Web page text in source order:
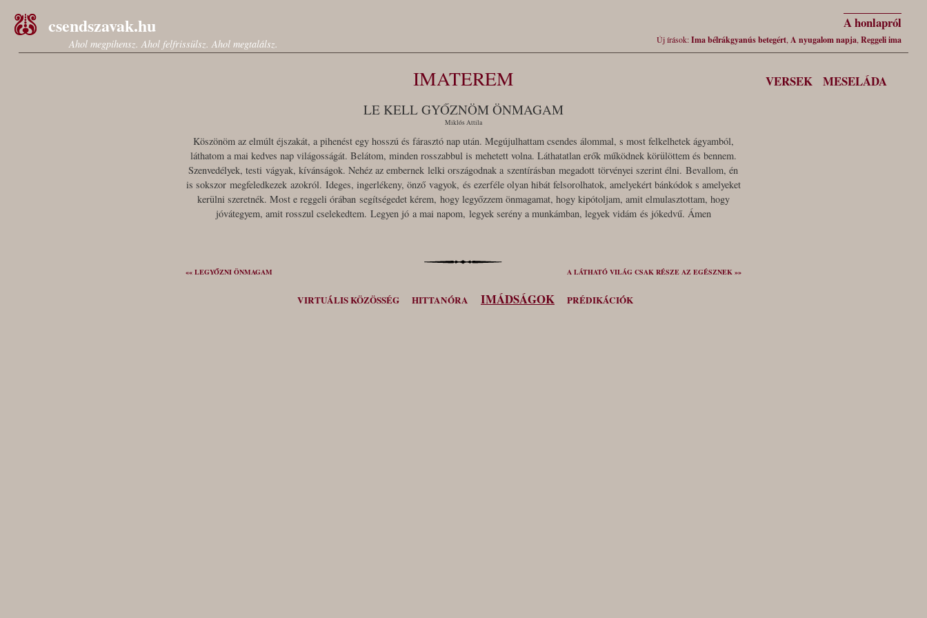
csendszavak.hu
Ahol megpihensz. Ahol felfrissülsz. Ahol megtalálsz.
A honlapról
Új írások:Ima bélrákgyanús betegért A nyugalom napja ,Reggeli ima
IMATEREM VERSEK
MESELÁDA
LE KELL GYŐZNÖM ÖNMAGAM
Miklós Attila
Köszönöm az elmúlt éjszakát, a pihenést egy hosszú és fárasztó nap után. Megújulhattam csendes álommal, s most felkelhetek ágyamból,
láthatom a mai kedves nap világosságát. Belátom, minden rosszabbul is mehetett volna. Láthatatlan erők működnek körülöttem és bennem.
Szenvedélyek, testi vágyak, kívánságok. Nehéz az embernek lelki országodnak a szentírásban megadott törvényei szerint élni. Bevallom, én
is sokszor megfeledkezek azokról. Ideges, ingerlékeny, önző vagyok, és ezerféle olyan hibát felsorolhatok, amelyekért bánkódok s amelyeket
kerülni szeretnék. Most e reggeli órában segítségedet kérem, hogy legyőzzem önmagamat, hogy kipótoljam, amit elmulasztottam, hogy
jóvátegyem, amit rosszul cselekedtem. Legyen jó a mai napom, legyek serény a munkámban, legyek vidám és jókedvű. Ámen
«« LEGYŐZNI ÖNMAGAM A LÁTHATÓ VILÁG CSAK RÉSZE AZ EGÉSZNEK »»
VIRTUÁLIS KÖZÖSSÉG HITTANÓRA IMÁDSÁGOK PRÉDIKÁCIÓK